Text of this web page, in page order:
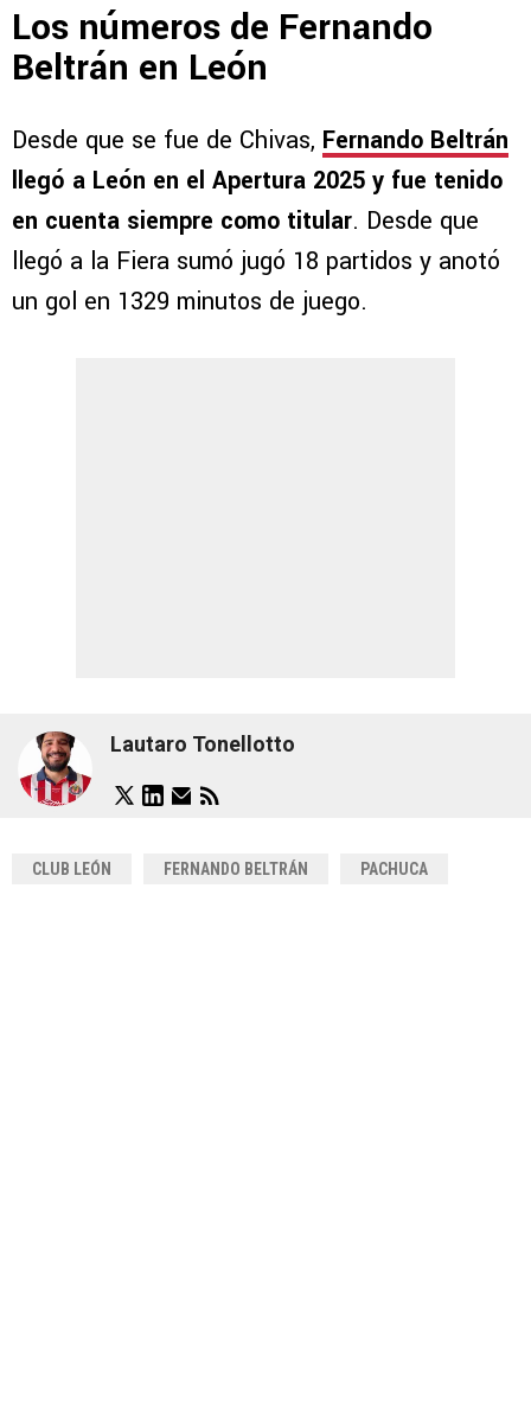
Los números de Fernando
Beltrán en León
Desde que se fue de Chivas, Fernando Beltrán
llegó a León en el Apertura 2025 y fue tenido
en cuenta siempre como titular. Desde que
llegó a la Fiera sumó jugó 18 partidos y anotó
un gol en 1329 minutos de juego.
Lautaro Tonellotto
CLUB LEÓN FERNANDO BELTRÁN PACHUCA